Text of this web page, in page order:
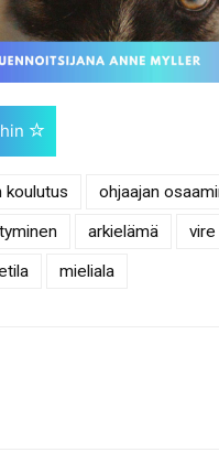
koulutus
ohjaajan
arkielämä vire
mieliala